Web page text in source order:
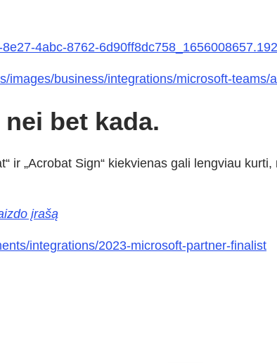
4abc-8762-
business/integrations/microsoft-teams/
bet kada.
ir „Acrobat Sign“ kiekvienas gali lengviau
įrašą
integrations/2023-microsoft-partner-finalist